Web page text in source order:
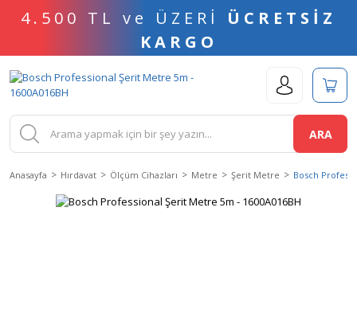
4.500 TL ve ÜZERİ ÜCRETSİZ
KARGO
ARA
Anasayfa Hırdavat Ölçüm Cihazları Metre Şerit Metre Bosch